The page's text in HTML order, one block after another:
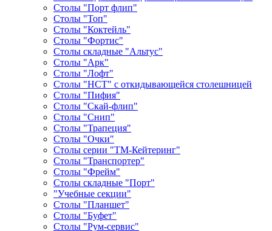
Столы "Порт флип"
Столы "Топ"
Столы "Коктейль"
Столы "Фортис"
Столы складные "Альтус"
Столы "Арк"
Столы "Лофт"
Столы "НСТ" с откидывающейся столешницей
Столы "Пифия"
Столы "Скай-флип"
Столы "Снип"
Столы "Трапеция"
Столы "Очки"
Столы серии "ТМ-Кейтеринг"
Столы "Транспортер"
Столы "Фрейм"
Столы складные "Порт"
"Учебные секции"
Столы "Планшет"
Столы "Буфет"
Столы "Рум-сервис"